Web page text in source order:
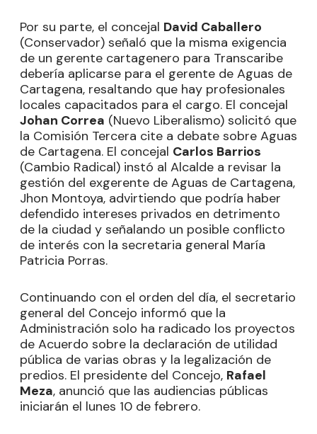
Por su parte, el concejal David Caballero
(Conservador) señaló que la misma exigencia
de un gerente cartagenero para Transcaribe
debería aplicarse para el gerente de Aguas de
Cartagena, resaltando que hay profesionales
locales capacitados para el cargo. El concejal
Johan Correa (Nuevo Liberalismo) solicitó que
la Comisión Tercera cite a debate sobre Aguas
de Cartagena. El concejal Carlos Barrios
(Cambio Radical) instó al Alcalde a revisar la
gestión del exgerente de Aguas de Cartagena,
Jhon Montoya, advirtiendo que podría haber
defendido intereses privados en detrimento
de la ciudad y señalando un posible conflicto
de interés con la secretaria general María
Patricia Porras.
Continuando con el orden del día, el secretario
general del Concejo informó que la
Administración solo ha radicado los proyectos
de Acuerdo sobre la declaración de utilidad
pública de varias obras y la legalización de
predios. El presidente del Concejo, Rafael
Meza, anunció que las audiencias públicas
iniciarán el lunes 10 de febrero.